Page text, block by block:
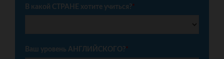
В какой СТРАНЕ хотите учиться?*
Ваш уровень АНГЛИЙСКОГО?*